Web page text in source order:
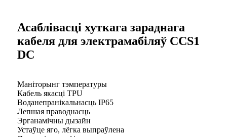
Асаблівасці хуткага зараднага
кабеля для электрамабіляў CCS1
DC
Маніторынг тэмпературы
Кабель якасці TPU
Воданепранікальнасць IP65
Лепшая праводнасць
Эрганамічны дызайн
Устаўце яго, лёгка выпраўлена